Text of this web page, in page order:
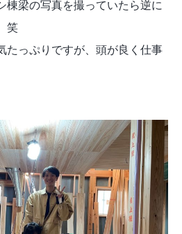
棟梁の写真を撮っていたら逆に
笑
っぷりですが、頭が良く仕事